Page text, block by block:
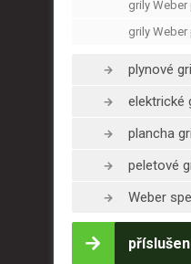
grily Weber
grily Weber
plynové
elektrické
plancha
peletové
Weber